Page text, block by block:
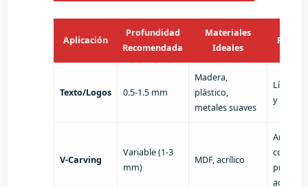
Aplicación
Profundidad
Recomendada
Materiales
Ideales
Texto/Logos 0.5-1.5 mm
Madera,
plástico,
metales suaves
Líneas
y nítidas
V-Carving
Variable (1-3
mm)
MDF, acrílico
Ancho